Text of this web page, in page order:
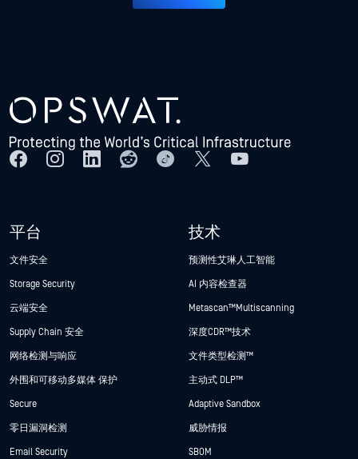
平台
文件安全
Storage Security
云端安全
Supply Chain 安全
网络检测与响应
外围和可移动多媒体 保护
Secure
零日漏洞检测
Email Security
技术
预测性艾琳人工智能
AI 内容检查器
Metascan™ Multiscanning
深度CDR™技术
文件类型检测™
主动式 DLP™
Adaptive Sandbox
威胁情报
SBOM